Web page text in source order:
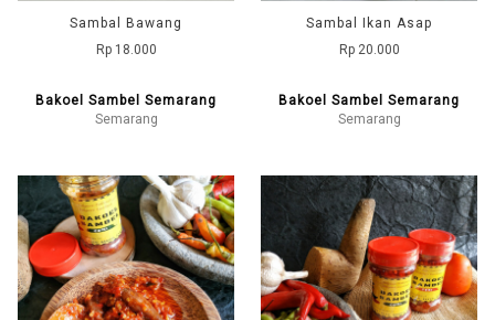
Sambal Bawang
Rp 18.000
Bakoel Sambel Semarang
Semarang
Sambal Ikan Asap
Rp 20.000
Bakoel Sambel Semarang
Semarang